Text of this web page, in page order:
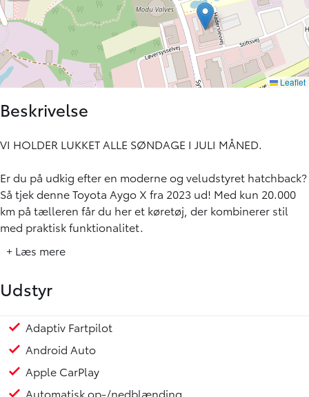
Beskrivelse
VI HOLDER LUKKET ALLE SØNDAGE I JULI MÅNED.
Er du på udkig efter en moderne og veludstyret hatchback?
Så tjek denne Toyota Aygo X fra 2023 ud! Med kun 20.000
km på tælleren får du her et køretøj, der kombinerer stil
med praktisk funktionalitet.
Under hjelmen finder du en effektiv 1,0 liters benzinmotor
Bilen kører 25,2 km/l og udleder 110 g CO2 pr. km. Med en
Toyota Aygo X er fyldt med udstyr, der gør hver køretur til
en fornøjelse. De 17" alufælge, metallak og LED kørelys
giver et elegant ydre, mens mørktonede ruder bag skaber
et privat og stilfuldt interiør.
+ Læs mere
Udstyr
Adaptiv Fartpilot
Android Auto
Apple CarPlay
Automatisk op-/nedblænding
Touch skærm
USB stik
Højdejusterbart førersæde
Justerbart rat
Læderrat
Multijusterbart rat
17" Alufælge
LED kørelys
Metallak
Mørktonede ruder bag
7 Airbags
ESP
Isofix
Lyssensor
Skiltegenkendelse
Toyota Safety Sense
Vejbaneassistent
Helårsdæk